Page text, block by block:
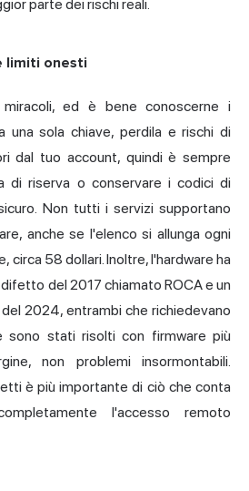
parte dei rischi reali.
limiti onesti
ed è bene conoscerne i
una sola chiave, perdila e rischi di
dal tuo account, quindi è sempre
di riserva o conservare i codici di
Non tutti i servizi supportano
anche se l'elenco si allunga ogni
circa 58 dollari. Inoltre, l'hardware ha
del 2017 chiamato ROCA e un
2024, entrambi che richiedevano
sono stati risolti con firmware più
non problemi insormontabili.
è più importante di ciò che conta
l'accesso remoto